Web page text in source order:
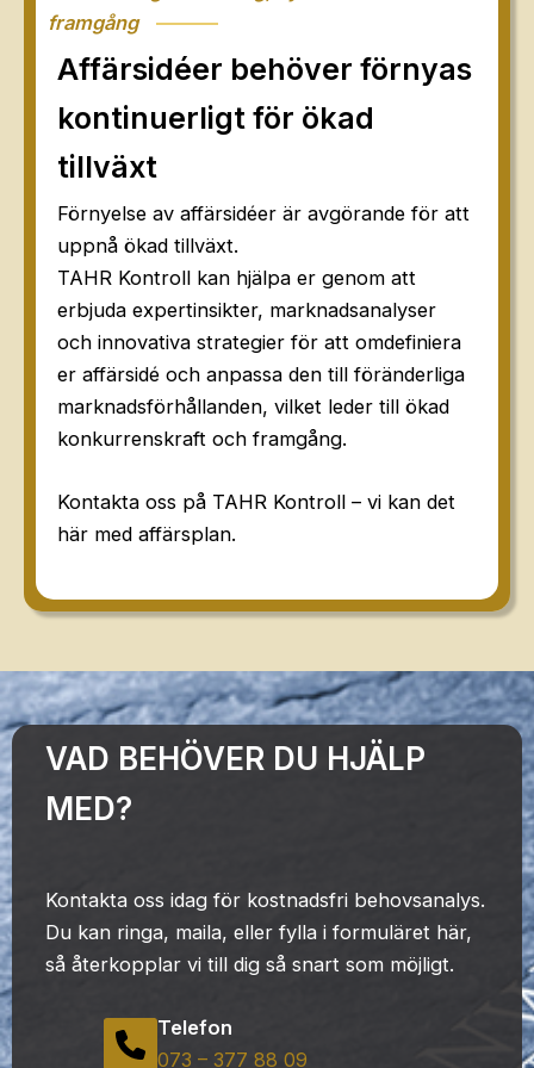
framgång
Affärsidéer behöver förnyas
kontinuerligt för ökad
tillväxt
Förnyelse av affärsidéer är avgörande för att
uppnå ökad tillväxt.
TAHR Kontroll kan hjälpa er genom att
erbjuda expertinsikter, marknadsanalyser
och innovativa strategier för att omdefiniera
er affärsidé och anpassa den till föränderliga
marknadsförhållanden, vilket leder till ökad
konkurrenskraft och framgång.
Kontakta oss på TAHR Kontroll – vi kan det
här med affärsplan.
VAD BEHÖVER DU HJÄLP
MED?
Kontakta oss idag för kostnadsfri behovsanalys.
Du kan ringa, maila, eller fylla i formuläret här,
så återkopplar vi till dig så snart som möjligt.
Telefon
073 – 377 88 09